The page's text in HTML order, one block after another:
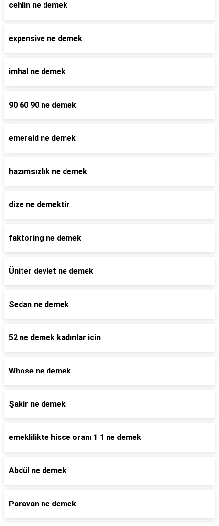
cehlin ne demek
expensive ne demek
imhal ne demek
90 60 90 ne demek
emerald ne demek
hazımsızlık ne demek
dize ne demektir
faktoring ne demek
Üniter devlet ne demek
Sedan ne demek
52 ne demek kadınlar icin
Whose ne demek
Şakir ne demek
emeklilikte hisse oranı 1 1 ne demek
Abdül ne demek
Paravan ne demek